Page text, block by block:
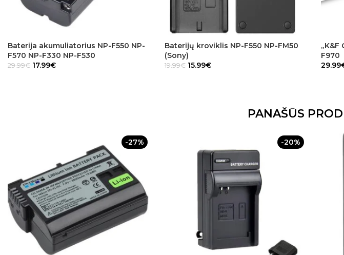
Baterija akumuliatorius NP-F550 NP-
F570 NP-F330 NP-F530
29.99€ 17.99€
Baterijų kroviklis NP-F550 NP-FM50
(Sony)
19.99€ 15.99€
F970
29.99
PANAŠŪS
-27% -20%